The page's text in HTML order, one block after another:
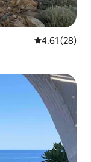
Calificación
4.61 (28)